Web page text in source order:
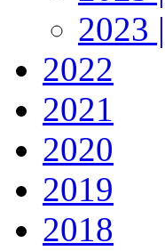
2023
2022
2021
2020
2019
2018